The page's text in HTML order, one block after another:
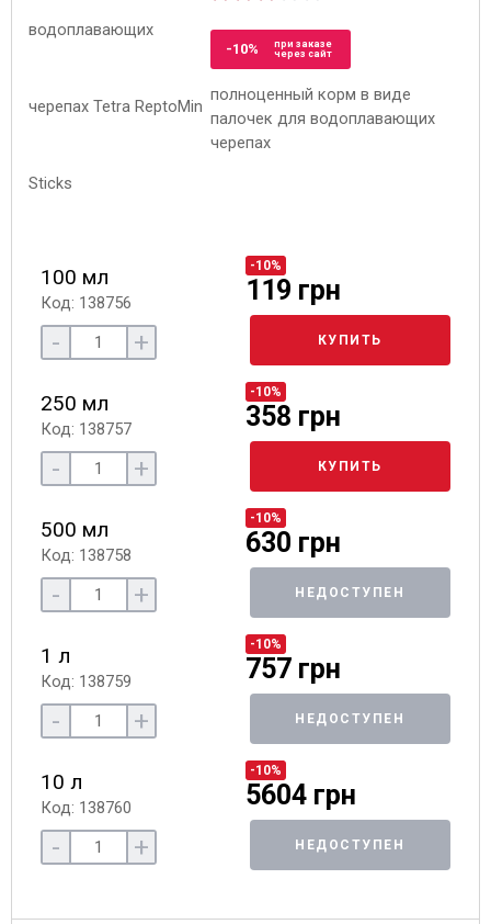
-10%
при заказе
через сайт
полноценный корм в виде
палочек для водоплавающих
черепах
100 мл
Код: 138756
-10%
119 грн
- + КУПИТЬ
250 мл
Код: 138757
-10%
358 грн
- + КУПИТЬ
500 мл
Код: 138758
-10%
630 грн
- + НЕДОСТУПЕН
1 л
Код: 138759
-10%
757 грн
- + НЕДОСТУПЕН
10 л
Код: 138760
-10%
5604 грн
- + НЕДОСТУПЕН